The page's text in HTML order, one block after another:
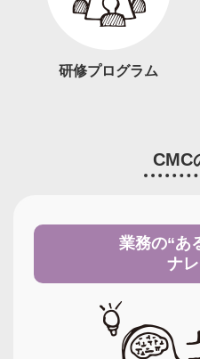
研修プログラム
CMC
業務の“あ
ナ